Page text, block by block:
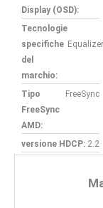
Display (OSD):
Tecnologie
specifiche
del
marchio:
Tipo
FreeSync
AMD:
FreeSync
versione HDCP: 2.2